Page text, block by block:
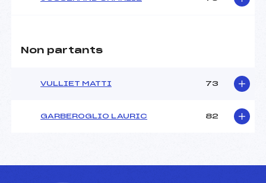
Non partants
VULLIET MATTI 73
GARBEROGLIO LAURIC 82